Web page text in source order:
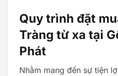
Quy trình đặt
Tràng từ xa tại
Phát
Nhằm mang đến sự tiện